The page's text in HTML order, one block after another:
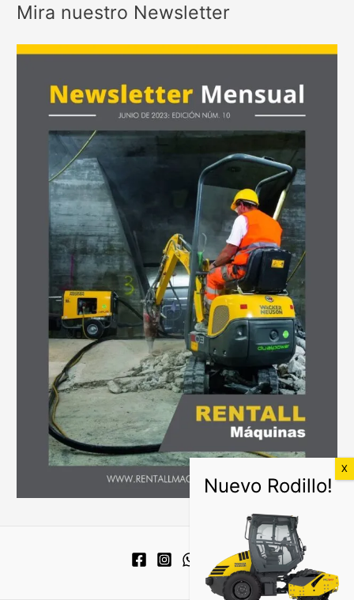
Mira nuestro Newsletter